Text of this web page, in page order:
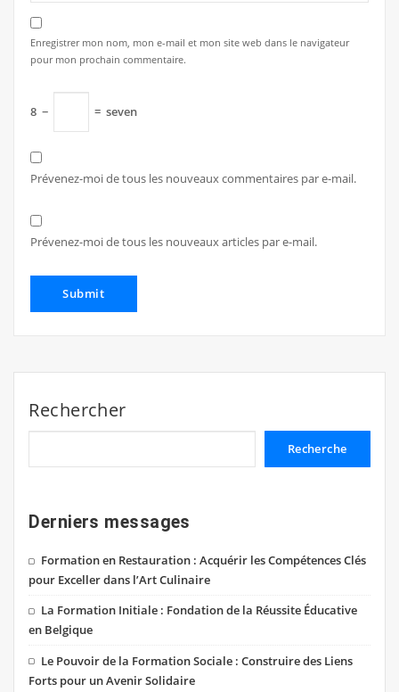
Enregistrer mon nom, mon e-mail et mon site web dans le navigateur
pour mon prochain commentaire.
8 − = seven
Prévenez-moi de tous les nouveaux commentaires par e-mail.
Prévenez-moi de tous les nouveaux articles par e-mail.
Rechercher
Recherche
Derniers messages
Formation en Restauration : Acquérir les Compétences Clés
pour Exceller dans l’Art Culinaire
La Formation Initiale : Fondation de la Réussite Éducative
en Belgique
Le Pouvoir de la Formation Sociale : Construire des Liens
Forts pour un Avenir Solidaire